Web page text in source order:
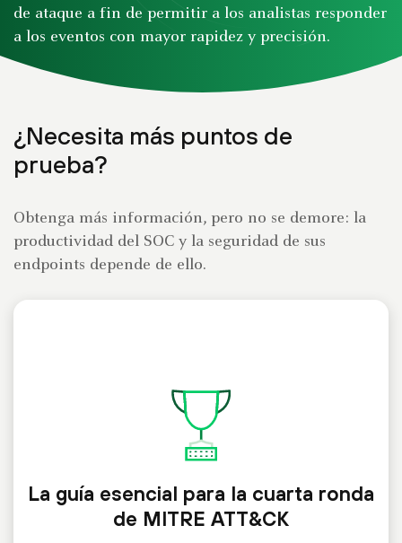
de ataque a fin de permitir a los analistas responder
a los eventos con mayor rapidez y precisión.
¿Necesita más puntos de
prueba?
Obtenga más información, pero no se demore: la
productividad del SOC y la seguridad de sus
endpoints depende de ello.
La guía esencial para la cuarta ronda
de MITRE ATT&CK